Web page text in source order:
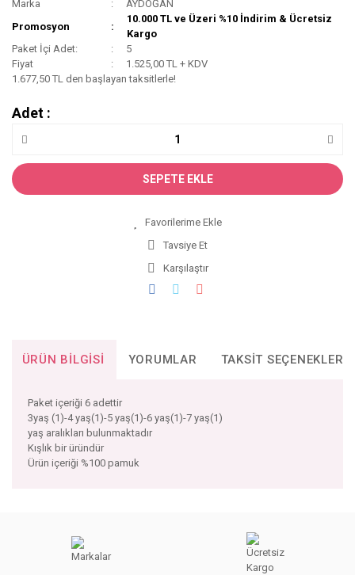
Marka
AYDOĞAN
Promosyon
10.000 TL ve Üzeri %10 İndirim & Ücretsiz
Kargo
Paket İçi Adet:
5
Fiyat
1.525,00 TL + KDV
1.677,50 TL den başlayan taksitlerle!
Adet :
SEPETE EKLE
Tavsiye Et
Karşılaştır
ÜRÜN BILGISI YORUMLAR TAKSIT SEÇENEKLERI
Paket içeriği 6 adettir
3yaş (1)-4 yaş(1)-5 yaş(1)-6 yaş(1)-7 yaş(1)
yaş aralıkları bulunmaktadır
Kışlık bir üründür
Ürün içeriği %100 pamuk
kullanarak tarafımıza iletebilirsiniz.
Görüş ve önerileriniz için teşekkür ederiz.